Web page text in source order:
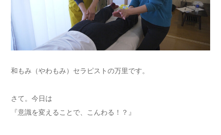
和もみ（やわもみ）セラピストの万里です。
さて。今日は
『意識を変えることで、こんわる！？』